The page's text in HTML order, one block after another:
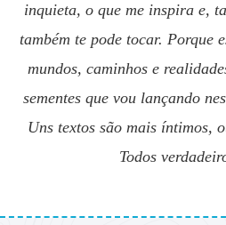
inquieta, o que me inspira e,
também te pode tocar. Porque
mundos, caminhos e
sementes que vou lançando
Uns textos são mais íntimos,
Todos